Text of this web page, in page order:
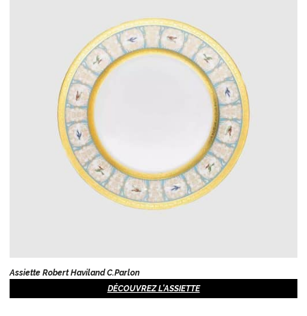
Assiette Robert Haviland C.Parlon
DÉCOUVREZ L'ASSIETTE